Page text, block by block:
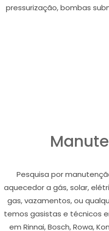
pressurização, bombas
Pesquisa por
aquecedor a gás, solar,
gas, vazamentos, ou
temos gasistas e técnicos
em Rinnai, Bosch, Rowa,